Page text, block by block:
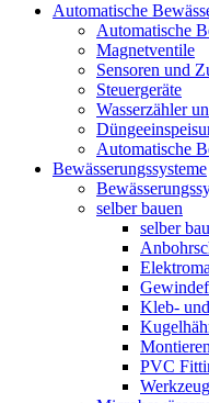
Automatische
Automatische
Magnetventile
Sensoren und
Steuergeräte
Wasserzähler
Automatische
Bewässerungssysteme
selber bauen
selber
Kleb-
PVC